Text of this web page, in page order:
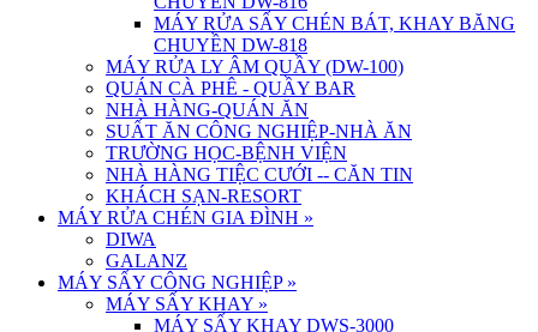
MÁY RỬA SẤY CHÉN BÁT, KHAY BĂNG
CHUYỀN DW-818
MÁY RỬA LY ÂM QUẦY (DW-100)
QUÁN CÀ PHÊ - QUẦY BAR
NHÀ HÀNG-QUÁN ĂN
SUẤT ĂN CÔNG NGHIỆP-NHÀ ĂN
TRƯỜNG HỌC-BỆNH VIỆN
NHÀ HÀNG TIỆC CƯỚI -- CĂN TIN
KHÁCH SẠN-RESORT
MÁY RỬA CHÉN GIA ĐÌNH »
DIWA
GALANZ
MÁY SẤY CÔNG NGHIỆP »
MÁY SẤY KHAY »
MÁY SẤY KHAY DWS-3000